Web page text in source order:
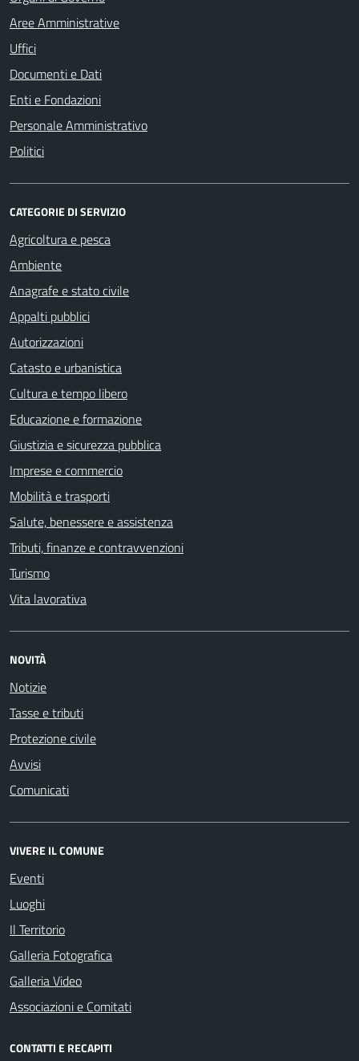
Aree Amministrative
Uffici
Documenti e Dati
Enti e Fondazioni
Personale Amministrativo
Politici
CATEGORIE DI SERVIZIO
Agricoltura e pesca
Ambiente
Anagrafe e stato civile
Appalti pubblici
Autorizzazioni
Catasto e urbanistica
Cultura e tempo libero
Educazione e formazione
Giustizia e sicurezza pubblica
Imprese e commercio
Mobilità e trasporti
Salute, benessere e assistenza
Tributi, finanze e contravvenzioni
Turismo
Vita lavorativa
NOVITÀ
Notizie
Tasse e tributi
Protezione civile
Avvisi
Comunicati
VIVERE IL COMUNE
Eventi
Luoghi
Il Territorio
Galleria Fotografica
Galleria Video
Associazioni e Comitati
CONTATTI E RECAPITI